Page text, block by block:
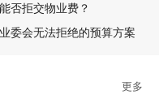
否拒交物业费？
委会无法拒绝的预算方案
更多